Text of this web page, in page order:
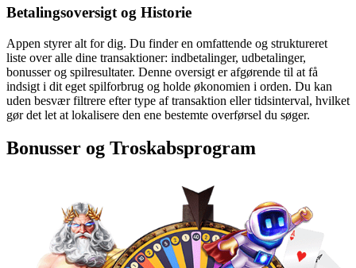
Betalingsoversigt og Historie
Appen styrer alt for dig. Du finder en omfattende og struktureret
liste over alle dine transaktioner: indbetalinger, udbetalinger,
bonusser og spilresultater. Denne oversigt er afgørende til at få
indsigt i dit eget spilforbrug og holde økonomien i orden. Du kan
uden besvær filtrere efter type af transaktion eller tidsinterval, hvilket
gør det let at lokalisere den ene bestemte overførsel du søger.
Bonusser og Troskabsprogram